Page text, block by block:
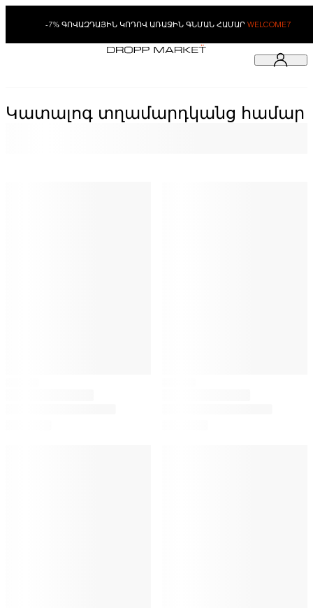
-7% ԳՈՎԱԶԴԱՅԻՆ ԿՈԴՈՎ ԱՌԱՋԻՆ ԳՆՄԱՆ ՀԱՄԱՐ WELCOME7
Կատալոգ տղամարդկանց համար